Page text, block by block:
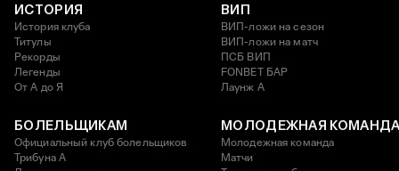
ИСТОРИЯ
История клуба
Титулы
Рекорды
Легенды
От А до Я
ВИП
ВИП-ложи на сезон
ВИП-ложи на матч
ПСБ ВИП
FONBET БАР
Лаунж A
БОЛЕЛЬЩИКАМ
Официальный клуб болельщиков
Трибуна А
МОЛОДЕЖНАЯ
Молодежная команда
Матчи